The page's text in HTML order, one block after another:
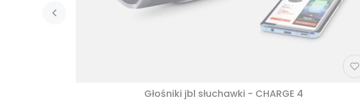
Głośniki jbl słuchawki - CHARGE 4